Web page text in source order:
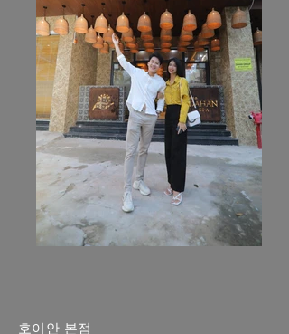
호이안 본점